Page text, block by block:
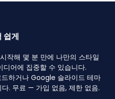
쉽게
작해 몇 분 만에 나만의 스타일
어에 집중할 수 있습니다.
하거나 Google 슬라이드 테마
. 무료 — 가입 없음, 제한 없음.